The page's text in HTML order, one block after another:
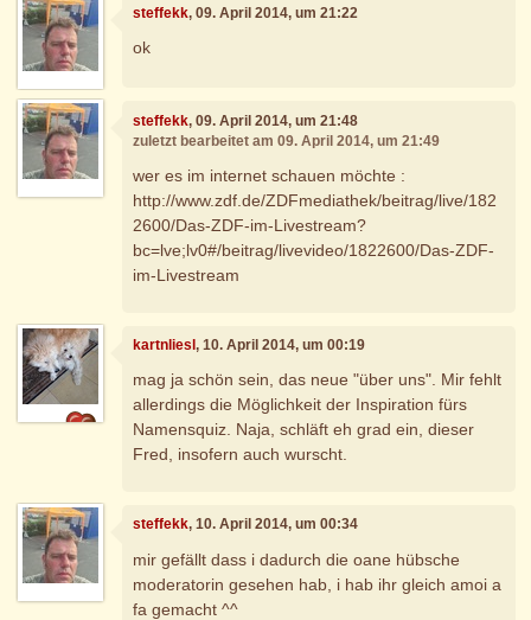
steffekk, 09. April 2014, um 21:22
ok
steffekk, 09. April 2014, um 21:48
zuletzt bearbeitet am 09. April 2014, um 21:49
wer es im internet schauen möchte :
http://www.zdf.de/ZDFmediathek/beitrag/live/182
2600/Das-ZDF-im-Livestream?
bc=lve;lv0#/beitrag/livevideo/1822600/Das-ZDF-
im-Livestream
kartnliesl, 10. April 2014, um 00:19
mag ja schön sein, das neue "über uns". Mir fehlt
allerdings die Möglichkeit der Inspiration fürs
Namensquiz. Naja, schläft eh grad ein, dieser
Fred, insofern auch wurscht.
steffekk, 10. April 2014, um 00:34
mir gefällt dass i dadurch die oane hübsche
moderatorin gesehen hab, i hab ihr gleich amoi a
fa gemacht ^^